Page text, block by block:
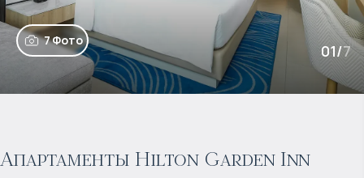
7 Фото
01/7
Апартаменты Hilton Garden Inn